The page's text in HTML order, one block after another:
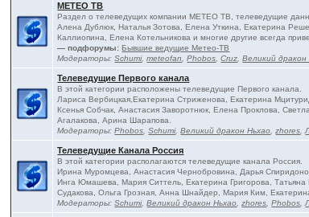
МЕТЕО ТВ
Раздел о телеведущих компании МЕТЕО ТВ, телеведущие
Алена Дублюк, Наталья Зотова, Елена Уткина, Екатерина
Каллиопина, Елена Котельникова и многие другие всегда
— подфорумы: Бывшие ведущие Метео-ТВ
Модераторы:Schumi,meteofan,Phobos,Cruz,Великий дракон
Телеведущие Первого канала
В этой категории расположены телеведущие Первого канала.
Лариса Вербицкая,Екатерина Стриженова, Екатерина
Ксенья Собчак, Анастасия Заворотнюк, Елена Проклова,
Агалакова, Арина Шарапова.
Модераторы:Phobos,Schumi,Великий дракон Ньхао,zhores,
Телеведущие Канала Россия
В этой категории располагаются телеведущие канала Россия.
Ирина Муромцева, Анастасия Чернобровина, Дарья
Инга Юмашева, Мария Ситтель, Екатерина Григорова,
Судакова, Ольга Грозная, Анна Шнайдер, Мария Ким,
Модераторы:Schumi,Великий дракон Ньхао,zhores,Phobos,